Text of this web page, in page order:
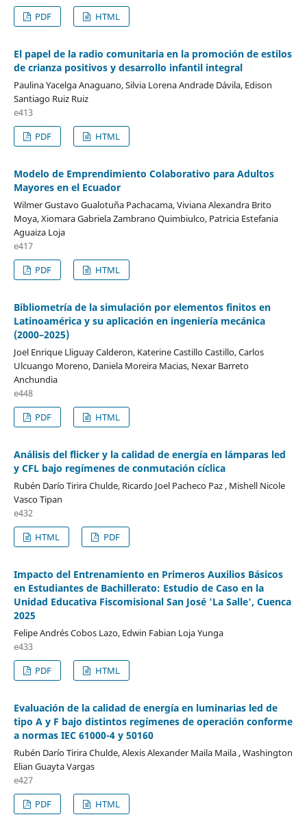
PDF
HTML
El papel de la radio comunitaria en la promoción de estilos
de crianza positivos y desarrollo infantil integral
Paulina Yacelga Anaguano, Silvia Lorena Andrade Dávila, Edison
Santiago Ruiz Ruiz
e413
PDF
HTML
Modelo de Emprendimiento Colaborativo para Adultos
Mayores en el Ecuador
Wilmer Gustavo Gualotuña Pachacama, Viviana Alexandra Brito
Moya, Xiomara Gabriela Zambrano Quimbiulco, Patricia Estefania
Aguaiza Loja
e417
PDF
HTML
Bibliometría de la simulación por elementos finitos en
Latinoamérica y su aplicación en ingeniería mecánica
(2000–2025)
Joel Enrique Lliguay Calderon, Katerine Castillo Castillo, Carlos
Ulcuango Moreno, Daniela Moreira Macias, Nexar Barreto
Anchundia
e448
PDF
HTML
Análisis del flicker y la calidad de energía en lámparas led
y CFL bajo regímenes de conmutación cíclica
Rubén Darío Tirira Chulde, Ricardo Joel Pacheco Paz , Mishell Nicole
Vasco Tipan
e432
HTML
PDF
Impacto del Entrenamiento en Primeros Auxilios Básicos
en Estudiantes de Bachillerato: Estudio de Caso en la
Unidad Educativa Fiscomisional San José 'La Salle', Cuenca
2025
Felipe Andrés Cobos Lazo, Edwin Fabian Loja Yunga
e433
PDF
HTML
Evaluación de la calidad de energía en luminarias led de
tipo A y F bajo distintos regímenes de operación conforme
a normas IEC 61000-4 y 50160
Rubén Darío Tirira Chulde, Alexis Alexander Maila Maila , Washington
Elian Guayta Vargas
e427
PDF
HTML